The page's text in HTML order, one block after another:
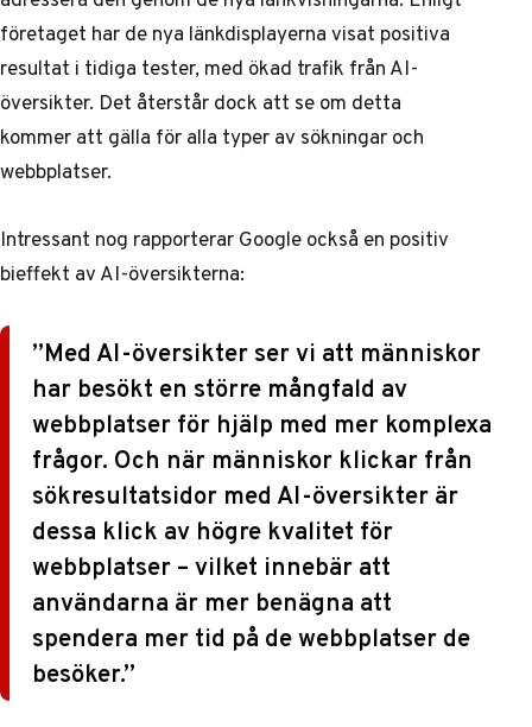
företaget har de nya länkdisplayerna visat positiva
resultat i tidiga tester, med ökad trafik från AI-
översikter. Det återstår dock att se om detta
kommer att gälla för alla typer av sökningar och
webbplatser.
Intressant nog rapporterar Google också en positiv
bieffekt av AI-översikterna:
”Med AI-översikter ser vi att människor
har besökt en större mångfald av
webbplatser för hjälp med mer komplexa
frågor. Och när människor klickar från
sökresultatsidor med AI-översikter är
dessa klick av högre kvalitet för
webbplatser – vilket innebär att
användarna är mer benägna att
spendera mer tid på de webbplatser de
besöker.”